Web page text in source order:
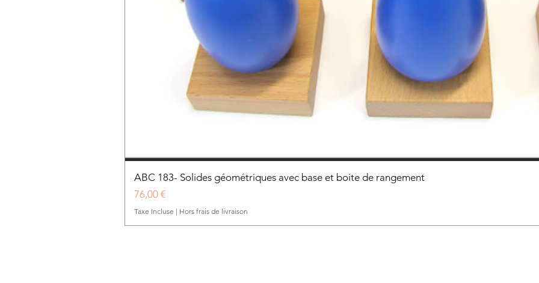
ABC 183- Solides géométriques avec base et boite de rangement
Prix
76,00 €
Taxe Incluse | Hors frais de livraison